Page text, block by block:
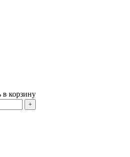
в корзину
+